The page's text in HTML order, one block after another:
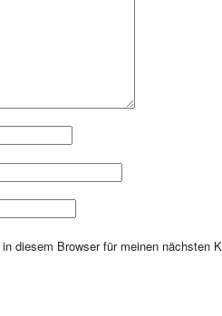
diesem Browser für meinen nächsten